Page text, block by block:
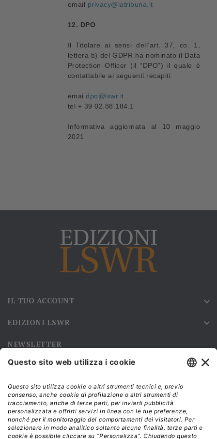
email privacy@latribuna.it
12. DPO
Il Titolare ai sensi dell’art. 37, co. 1,
lettera b) del GDPR ha nominato il Data
Protection Officer (il “DPO”) il quale è
contattabile ai seguenti recapiti:
emai dpo@lswr.it
tel + 39 02.88.184.1
Informativa aggiornata al 10 maggio
2021
IL TUO ACCOUNT 
EDIZIONI LSWR 
NEWSLETTER
Iscriviti alla nostra newsletter e rimani sempre aggiornato sulle
Modalità di acquisto e tempi di spedizione